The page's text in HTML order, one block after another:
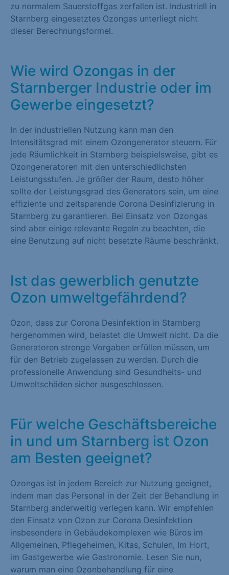
zu normalem Sauerstoffgas zerfallen ist. Industriell in
Starnberg eingesetztes Ozongas unterliegt nicht
dieser Berechnungsformel.
Wie wird Ozongas in der
Starnberger Industrie oder im
Gewerbe eingesetzt?
In der industriellen Nutzung kann man den
Intensitätsgrad mit einem Ozongenerator steuern. Für
jede Räumlichkeit in Starnberg beispielsweise, gibt es
Ozongeneratoren mit den unterschiedlichsten
Leistungsstufen. Je größer der Raum, desto höher
sollte der Leistungsgrad des Generators sein, um eine
effiziente und zeitsparende Corona Desinfizierung in
Starnberg zu garantieren. Bei Einsatz von Ozongas
sind aber einige relevante Regeln zu beachten, die
eine Benutzung auf nicht besetzte Räume beschränkt.
Ist das gewerblich genutzte
Ozon umweltgefährdend?
Ozon, dass zur Corona Desinfektion in Starnberg
hergenommen wird, belastet die Umwelt nicht. Da die
Generatoren strenge Vorgaben erfüllen müssen, um
für den Betrieb zugelassen zu werden. Durch die
professionelle Anwendung sind Gesundheits- und
Umweltschäden sicher ausgeschlossen.
Für welche Geschäftsbereiche
in und um Starnberg ist Ozon
am Besten geeignet?
Ozongas ist in jedem Bereich zur Nutzung geeignet,
indem man das Personal in der Zeit der Behandlung in
Starnberg anderweitig verlegen kann. Wir empfehlen
den Einsatz von Ozon zur Corona Desinfektion
insbesondere in Gebäudekomplexen wie Büros im
Allgemeinen, Pflegeheimen, Kitas, Schulen, Im Hort,
im Gastgewerbe wie Gastronomie. Lesen Sie nun,
warum man eine Ozonbehandlung für eine